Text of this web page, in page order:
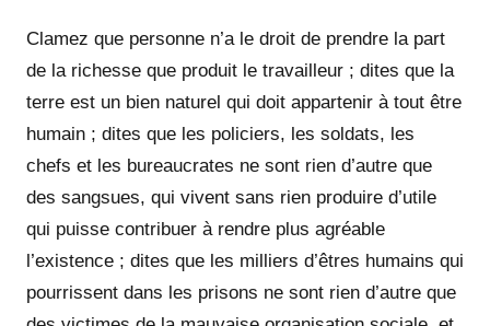
Clamez que personne n’a le droit de prendre la part
de la richesse que produit le travailleur ; dites que la
terre est un bien naturel qui doit appartenir à tout être
humain ; dites que les policiers, les soldats, les
chefs et les bureaucrates ne sont rien d’autre que
des sangsues, qui vivent sans rien produire d’utile
qui puisse contribuer à rendre plus agréable
l’existence ; dites que les milliers d’êtres humains qui
pourrissent dans les prisons ne sont rien d’autre que